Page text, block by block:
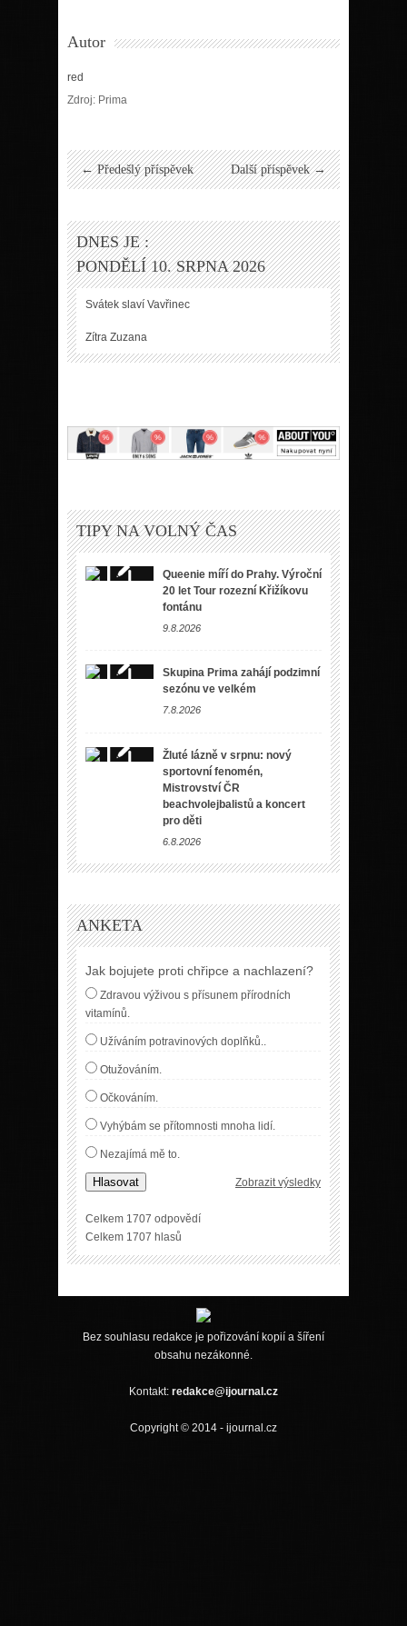
Autor
red
Zdroj: Prima
← Předešlý příspěvek Další příspěvek →
DNES JE :
PONDĚLÍ 10. SRPNA 2026
Svátek slaví Vavřinec
Zítra Zuzana
TIPY NA VOLNÝ ČAS
Queenie míří do Prahy. Výroční
20 let Tour rozezní Křižíkovu
fontánu
9.8.2026
Skupina Prima zahájí podzimní
sezónu ve velkém
7.8.2026
Žluté lázně v srpnu: nový
sportovní fenomén,
Mistrovství ČR
beachvolejbalistů a koncert
pro děti
6.8.2026
ANKETA
Jak bojujete proti chřipce a nachlazení?
Zdravou výživou s přísunem přírodních
vitamínů.
Užíváním potravinových doplňků..
Otužováním.
Očkováním.
Vyhýbám se přítomnosti mnoha lidí.
Nezajímá mě to.
Hlasovat Zobrazit výsledky
Celkem 1707 odpovědí
Celkem 1707 hlasů
Bez souhlasu redakce je pořizování kopií a šíření
obsahu nezákonné.
Kontakt: redakce@ijournal.cz
Copyright © 2014 - ijournal.cz